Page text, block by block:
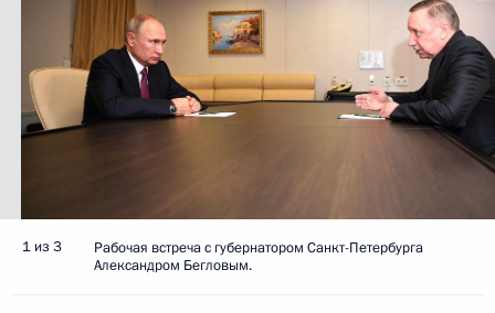
1 из 3
Рабочая встреча с губернатором Санкт-Петербурга
Александром Бегловым.